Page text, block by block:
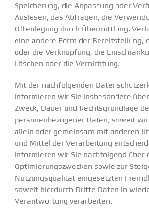
Speicherung, die Anpassung oder
Auslesen, das Abfragen, die
Offenlegung durch Übermittlung,
eine andere Form der Bereitstellung,
oder die Verknüpfung, die
Löschen oder die Vernichtung.
Mit der nachfolgenden
informieren wir Sie insbesondere
Zweck, Dauer und Rechtsgrundlage
personenbezogener Daten, soweit
allein oder gemeinsam mit anderen
und Mittel der Verarbeitung
informieren wir Sie nachfolgend über
Optimierungszwecken sowie zur
Nutzungsqualität eingesetzten
soweit hierdurch Dritte Daten in
Verantwortung verarbeiten.